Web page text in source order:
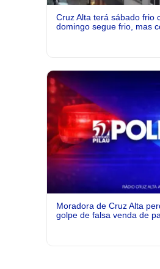
Cruz Alta terá sábado frio
domingo segue frio, mas
Moradora de Cruz Alta
golpe de falsa venda de